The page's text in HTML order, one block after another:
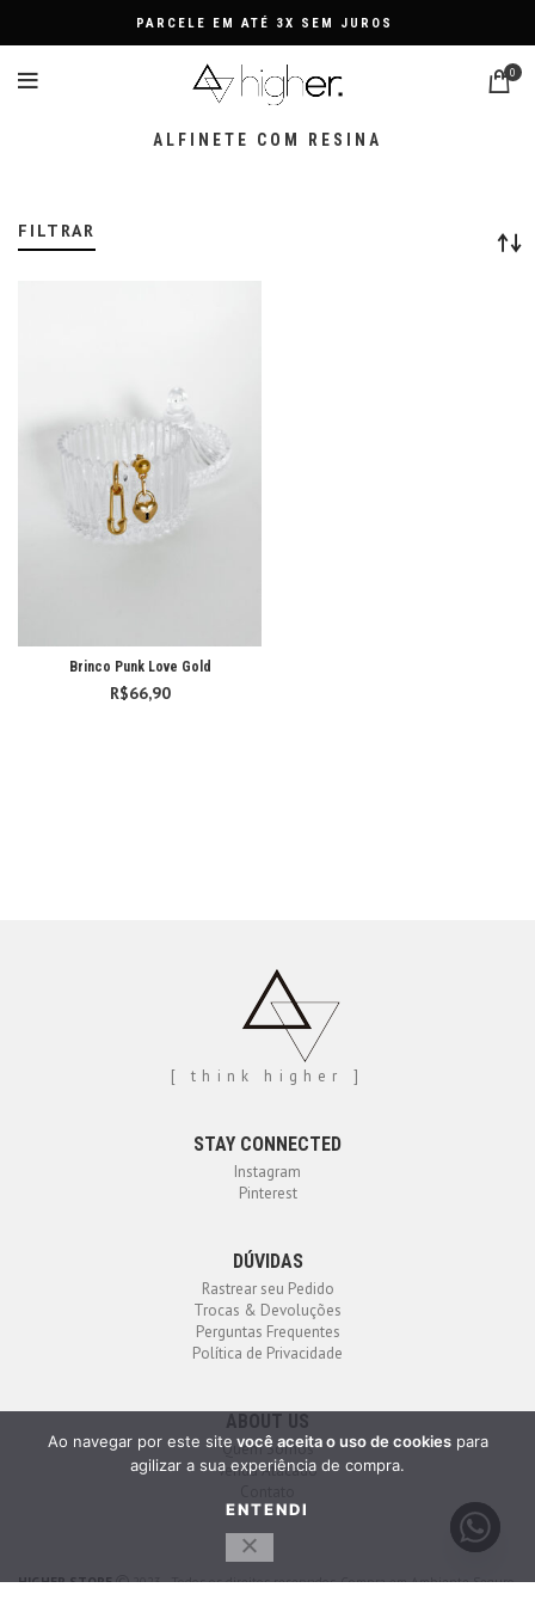
PARCELE EM ATÉ 3X SEM JUROS
0
ALFINETE COM RESINA
FILTRAR
Brinco Punk Love Gold
R$66,90
[ think higher ]
STAY CONNECTED
Instagram
Pinterest
DÚVIDAS
Rastrear seu Pedido
Trocas & Devoluções
Perguntas Frequentes
Política de Privacidade
ABOUT US
Quem Somos
Venda Atacado
HIGHER STORE 2023 - Todos os direitos reservados. Compra em Ambiente Seguro.
Ao navegar por este site você aceita o uso de cookiespara
agilizar a sua experiência de compra.
ENTENDI